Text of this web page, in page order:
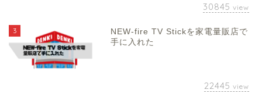
30845 view
3
NEW-fire TV Stickを家電量販店で
手に入れた
22445 view